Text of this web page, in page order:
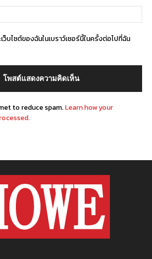
ว็บไซต์ของฉันในเบราว์เซอร์นี้ในครั้งต่อไปที่ฉัน
to reduce spam.Learn how your